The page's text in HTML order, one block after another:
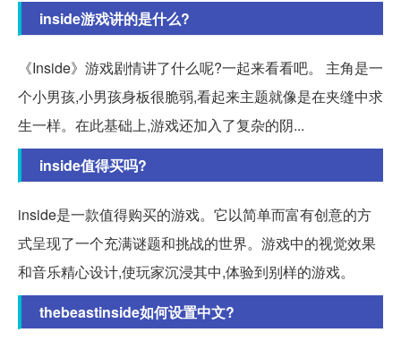
inside游戏讲的是什么?
《Inside》游戏剧情讲了什么呢?一起来看看吧。 主角是一
个小男孩,小男孩身板很脆弱,看起来主题就像是在夹缝中求
生一样。在此基础上,游戏还加入了复杂的阴...
inside值得买吗?
inside是一款值得购买的游戏。它以简单而富有创意的方
式呈现了一个充满谜题和挑战的世界。游戏中的视觉效果
和音乐精心设计,使玩家沉浸其中,体验到别样的游戏。
thebeastinside如何设置中文?